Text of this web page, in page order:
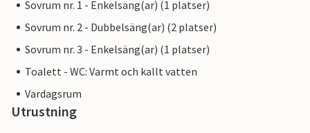
Sovrum nr. 1 - Enkelsäng(ar) (1 platser)
Sovrum nr. 2 - Dubbelsäng(ar) (2 platser)
Sovrum nr. 3 - Enkelsäng(ar) (1 platser)
Toalett - WC: Varmt och kallt vatten
Vardagsrum
Utrustning